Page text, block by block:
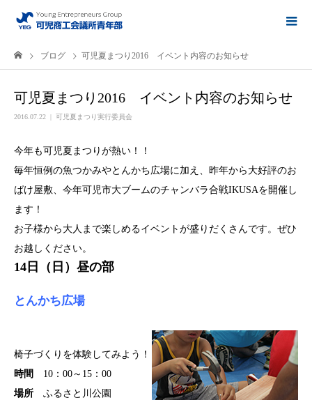
ブログ 可児夏まつり2016 イベント内容のお知らせ
可児夏まつり2016 イベント内容のお知らせ
2016.07.22 可児夏まつり実行委員会
今年も可児夏まつりが熱い！！
毎年恒例の魚つかみやとんかち広場に加え、昨年から大好評のお
ばけ屋敷、今年可児市大ブームのチャンバラ合戦IKUSAを開催し
ます！
お子様から大人まで楽しめるイベントが盛りだくさんです。ぜひ
お越しください。
14日（日）昼の部
とんかち広場
椅子づくりを体験してみよう！
時間
10：00～15：00
場所 ふるさと川公園